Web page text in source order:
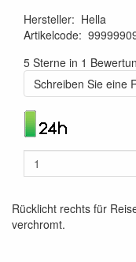
Hersteller: Hella
Artikelcode:
5 Sterne in 1
Schreiben Sie eine
Rücklicht rechts für
verchromt.